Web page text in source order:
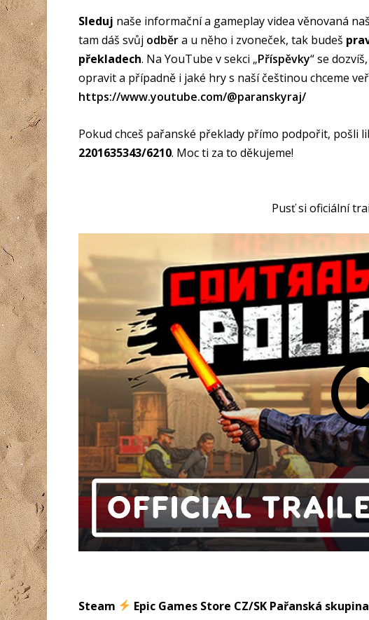
Sleduj naše informační a gameplay videa věnovaná
tam dáš svůj odběra u něho i zvoneček, tak budeš
překladech. Na YouTube v sekci „Příspěvky“ se
opravit a případně i jaké hry s naší češtinou chceme
https://www.youtube.com/@paranskyraj/
Pokud chceš pařanské překlady přímo podpořit, pošli
2201635343/6210. Moc ti za to děkujeme!
Pusť si oficiální
Steam Epic Games Store CZ/SK Pařanská skupina